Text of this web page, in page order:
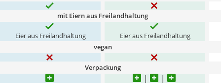
mit Eiern aus Freilandhaltung
Eier aus Freilandhaltung Eier aus Freilandhaltung
vegan
Verpackung